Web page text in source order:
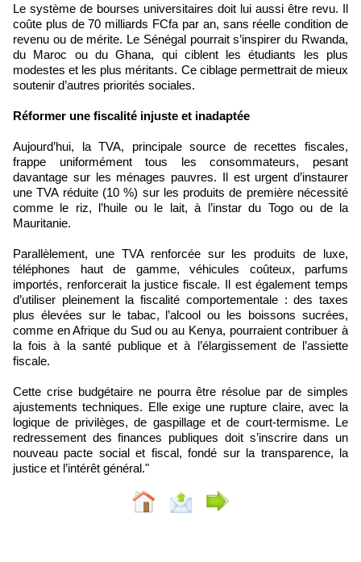
Le système de bourses universitaires doit lui aussi être revu. Il
coûte plus de 70 milliards FCfa par an, sans réelle condition de
revenu ou de mérite. Le Sénégal pourrait s’inspirer du Rwanda,
du Maroc ou du Ghana, qui ciblent les étudiants les plus
modestes et les plus méritants. Ce ciblage permettrait de mieux
soutenir d’autres priorités sociales.
Réformer une fiscalité injuste et inadaptée
Aujourd’hui, la TVA, principale source de recettes fiscales,
frappe uniformément tous les consommateurs, pesant
davantage sur les ménages pauvres. Il est urgent d’instaurer
une TVA réduite (10 %) sur les produits de première nécessité
comme le riz, l’huile ou le lait, à l’instar du Togo ou de la
Mauritanie.
Parallèlement, une TVA renforcée sur les produits de luxe,
téléphones haut de gamme, véhicules coûteux, parfums
importés, renforcerait la justice fiscale. Il est également temps
d’utiliser pleinement la fiscalité comportementale : des taxes
plus élevées sur le tabac, l’alcool ou les boissons sucrées,
comme en Afrique du Sud ou au Kenya, pourraient contribuer à
la fois à la santé publique et à l’élargissement de l’assiette
fiscale.
Cette crise budgétaire ne pourra être résolue par de simples
ajustements techniques. Elle exige une rupture claire, avec la
logique de privilèges, de gaspillage et de court-termisme. Le
redressement des finances publiques doit s’inscrire dans un
nouveau pacte social et fiscal, fondé sur la transparence, la
justice et l’intérêt général."